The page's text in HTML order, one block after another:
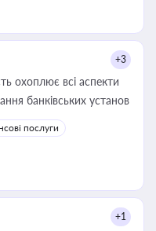
+3
охоплює всі аспекти
банківських установ
послуги
+1